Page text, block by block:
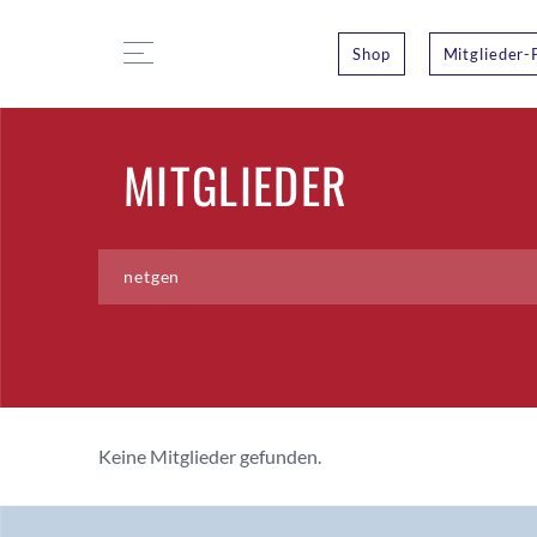
Shop Mitglieder-
MITGLIEDER
Keine Mitglieder gefunden.